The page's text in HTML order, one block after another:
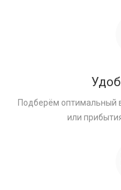
Подберём оптимальный
или